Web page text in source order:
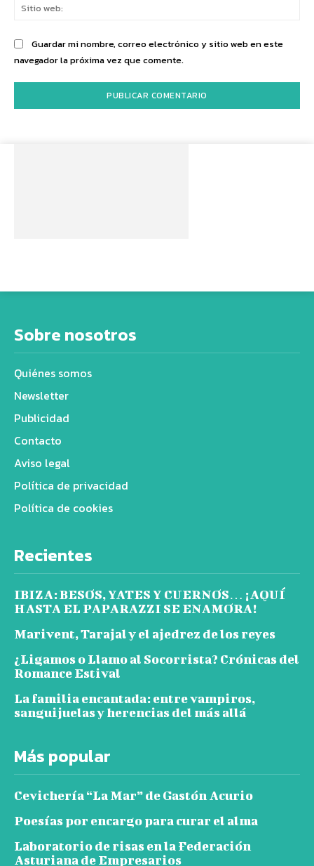
Guardar mi nombre, correo electrónico y sitio web en este
navegador la próxima vez que comente.
Sobre nosotros
Quiénes somos
Newsletter
Publicidad
Contacto
Aviso legal
Política de privacidad
Política de cookies
Recientes
IBIZA: BESOS, YATES Y CUERNOS… ¡AQUÍ
HASTA EL PAPARAZZI SE ENAMORA!
Marivent, Tarajal y el ajedrez de los reyes
¿Ligamos o Llamo al Socorrista? Crónicas del
Romance Estival
La familia encantada: entre vampiros,
sanguijuelas y herencias del más allá
Más popular
Cevichería “La Mar” de Gastón Acurio
Poesías por encargo para curar el alma
Laboratorio de risas en la Federación
Asturiana de Empresarios